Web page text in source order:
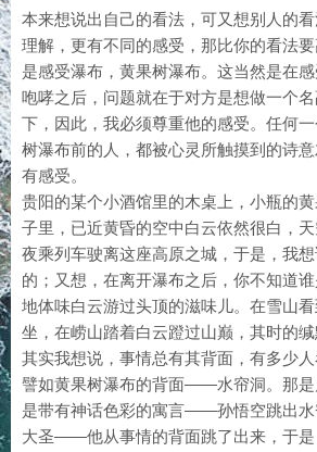
本来想说出自己的看法，可又想别人的
理解，更有不同的感受，那比你的看法
是感受瀑布，黄果树瀑布。这当然是在
咆哮之后，问题就在于对方是想做一个
下，因此，我必须尊重他的感受。任何
树瀑布前的人，都被心灵所触摸到的诗
有感受。
贵阳的某个小酒馆里的木桌上，小瓶的
子里，已近黄昏的空中白云依然很白，
夜乘列车驶离这座高原之城，于是，我
的；又想，在离开瀑布之后，你不知道
地体味白云游过头顶的滋味儿。在雪山
坐，在崂山踏着白云蹬过山巅，其时的缄
其实我想说，事情总有其背面，有多少
譬如黄果树瀑布的背面——水帘洞。那是
是带有神话色彩的寓言——孙悟空跳出水
大圣——他从事情的背面跳了出来，于是